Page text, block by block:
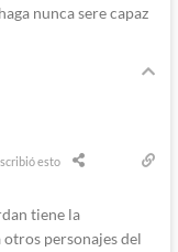
nunca sere capaz
esto
tiene la
otros personajes del